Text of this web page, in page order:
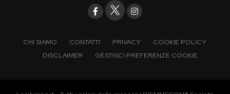
CHI SIAMO CONTATTI PRIVACY
COOKIE POLICY
DISCLAIMER
GESTISCI PREFERENZE COOKIE